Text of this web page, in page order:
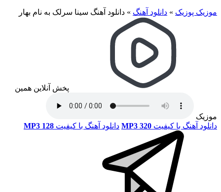
موزیک پوزیک » دانلود آهنگ » دانلود آهنگ سینا سرلک به نام بهار
پخش آنلاین همین
موزیک
دانلود آهنگ با کیفیت MP3 320 دانلود آهنگ با کیفیت MP3 128